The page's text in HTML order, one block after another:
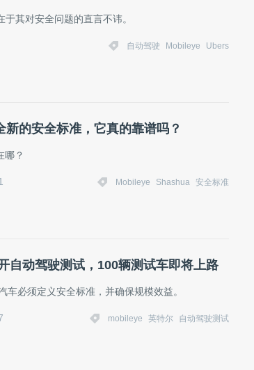
其对安全问题的直言不讳。
自动驾驶 Mobileye Ubers
的安全标准，它真的靠谱吗？
哪？
Mobileye Shashua 安全标准
自动驾驶测试，100辆测试车即将上路
车必须定义安全标准，并确保规模效益。
mobileye 英特尔 自动驾驶测试